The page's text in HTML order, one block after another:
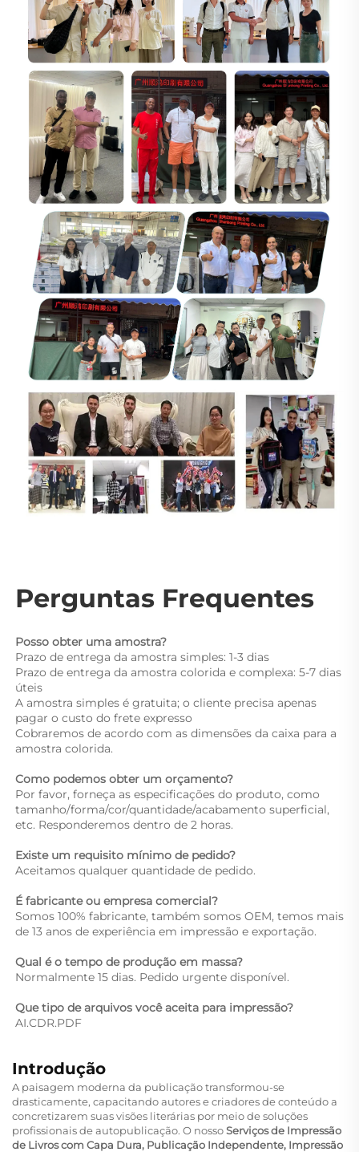
Perguntas Frequentes
Posso obter uma amostra?
Prazo de entrega da amostra simples: 1-3 dias
Prazo de entrega da amostra colorida e complexa: 5-7 dias
úteis
A amostra simples é gratuita; o cliente precisa apenas
pagar o custo do frete expresso
Cobraremos de acordo com as dimensões da caixa para a
amostra colorida.
Como podemos obter um orçamento?
Por favor, forneça as especificações do produto, como
tamanho/forma/cor/quantidade/acabamento superficial,
etc. Responderemos dentro de 2 horas.
Existe um requisito mínimo de pedido?
Aceitamos qualquer quantidade de pedido.
É fabricante ou empresa comercial?
Somos 100% fabricante, também somos OEM, temos mais
de 13 anos de experiência em impressão e exportação.
Qual é o tempo de produção em massa?
Normalmente 15 dias. Pedido urgente disponível.
Que tipo de arquivos você aceita para impressão?
AI.CDR.PDF
Introdução
A paisagem moderna da publicação transformou-se
drasticamente, capacitando autores e criadores de conteúdo a
concretizarem suas visões literárias por meio de soluções
profissionais de autopublicação. O nossoServiços de Impressão
de Livros com Capa Dura, Publicação Independente, Impressão